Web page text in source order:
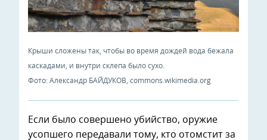
Крыши сложены так, чтобы во время дождей вода бежала
каскадами, и внутри склепа было сухо.
Фото: Александр БАЙДУКОВ, commons.wikimedia.org
Если было совершено убийство, оружие
усопшего передавали тому, кто отомстит за